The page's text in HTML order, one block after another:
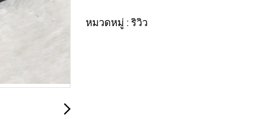
หมวดหมู่ : ริวิว